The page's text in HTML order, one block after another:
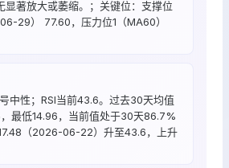
显著放大或萎缩。；关键位：支撑位
29） 77.60，压力位1（MA60）
中性；RSI当前43.6。过去30天均值
最低14.96，当前值处于30天86.7%
（2026-06-22）升至43.6，上升